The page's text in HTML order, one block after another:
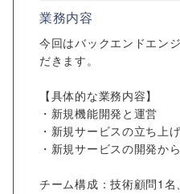
業務内容
今回はバックエンドエン
だきます。
【具体的な業務内容】
・新規機能開発と運営
・新規サービスの立ち上げ
・新規サービスの開発か
チーム構成：技術顧問1名